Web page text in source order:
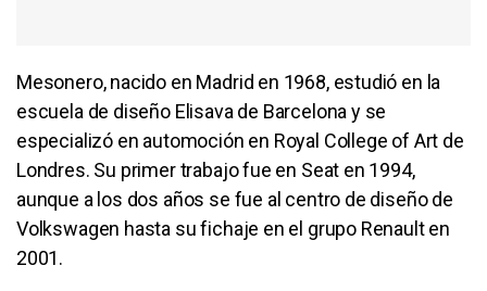
Mesonero, nacido en Madrid en 1968, estudió en la
escuela de diseño Elisava de Barcelona y se
especializó en automoción en Royal College of Art de
Londres. Su primer trabajo fue en Seat en 1994,
aunque a los dos años se fue al centro de diseño de
Volkswagen hasta su fichaje en el grupo Renault en
2001.